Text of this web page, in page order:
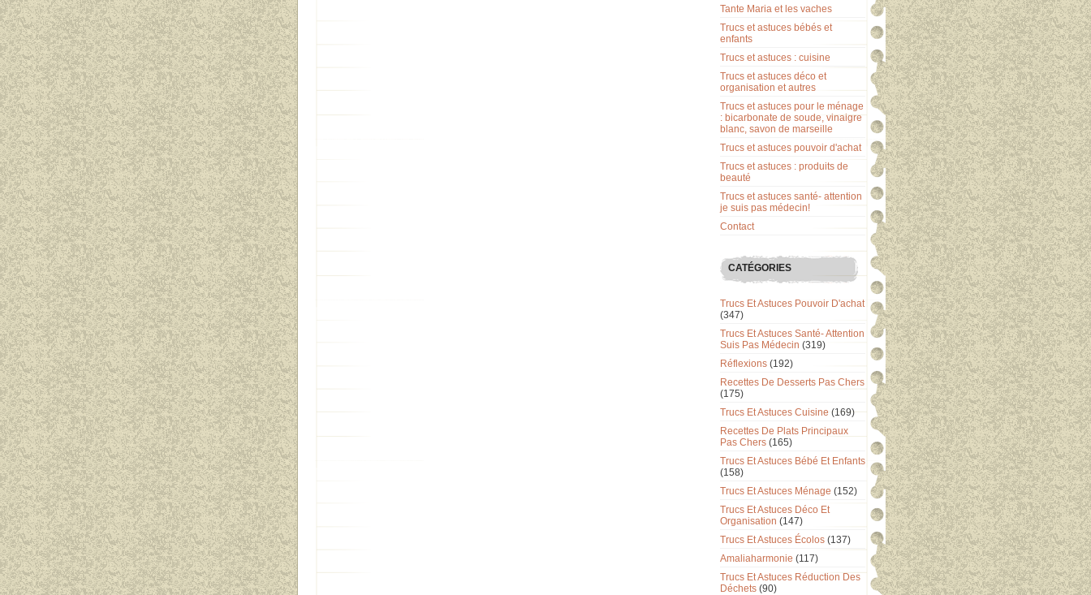
Tante Maria et les vaches
Trucs et astuces bébés et
enfants
Trucs et astuces : cuisine
Trucs et astuces déco et
organisation et autres
Trucs et astuces pour le ménage
: bicarbonate de soude, vinaigre
blanc, savon de marseille
Trucs et astuces pouvoir d'achat
Trucs et astuces : produits de
beauté
Trucs et astuces santé- attention
je suis pas médecin!
Contact
CATÉGORIES
Trucs Et Astuces Pouvoir D'achat
(347)
Trucs Et Astuces Santé- Attention
Suis Pas Médecin (319)
Réflexions (192)
Recettes De Desserts Pas Chers
(175)
Trucs Et Astuces Cuisine (169)
Recettes De Plats Principaux
Pas Chers (165)
Trucs Et Astuces Bébé Et Enfants
(158)
Trucs Et Astuces Ménage (152)
Trucs Et Astuces Déco Et
Organisation (147)
Trucs Et Astuces Écolos (137)
Amaliaharmonie (117)
Trucs Et Astuces Réduction Des
Déchets (90)